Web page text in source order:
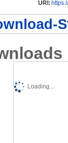
URI:
Loading...